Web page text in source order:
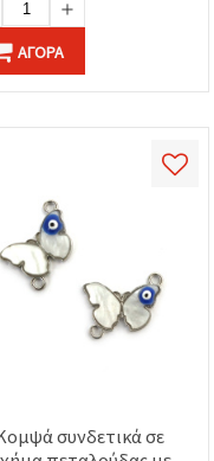
ΑΓΟΡΆ
συνδετικά σε